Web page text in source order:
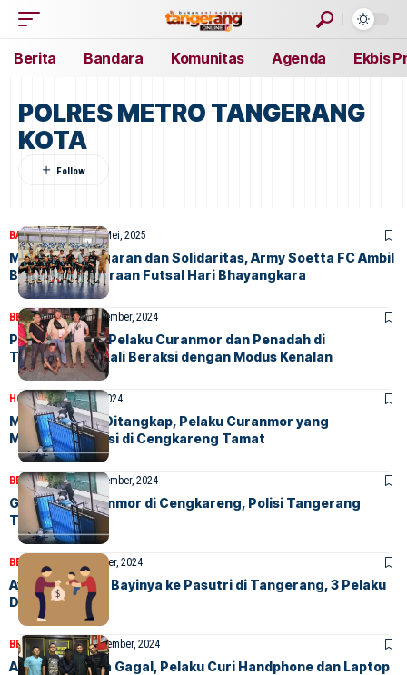
Berita Bandara Komunitas Agenda Ekbis
POLRES METRO TANGERANG
KOTA
BANDARABERITA29 Mei, 2025
Menjaga Kebugaran dan Solidaritas, Army Soetta FC Ambil
Bagian di Kejuaraan Futsal Hari Bhayangkara
BERITAHOME21 November, 2024
Polisi Tangkap Pelaku Curanmor dan Penadah di
Tangerang, 3 Kali Beraksi dengan Modus Kenalan
HOME16 November, 2024
Melawan saat Ditangkap, Pelaku Curanmor yang
Menembak Polisi di Cengkareng Tamat
BERITAHOME16 November, 2024
Gagalkan Curanmor di Cengkareng, Polisi Tangerang
Tertembak
BERITA 7 Oktober, 2024
Ayah Tega Jual Bayinya ke Pasutri di Tangerang, 3 Pelaku
Diamankan
BERITA HOME12 September, 2024
Aksi Rudapaksa Gagal, Pelaku Curi Handphone dan Laptop